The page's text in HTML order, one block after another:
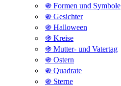
֍ Formen und Symbole
֍ Gesichter
֍ Halloween
֍ Kreise
֍ Mutter- und Vatertag
֍ Ostern
֍ Quadrate
֍ Sterne